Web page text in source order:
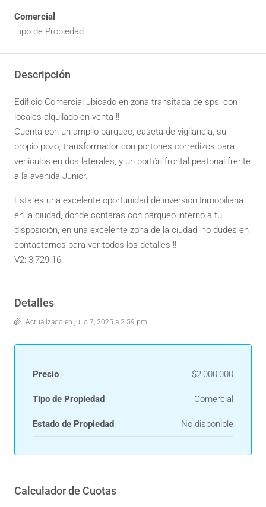
Comercial
Tipo de Propiedad
Descripción
Edificio Comercial ubicado en zona transitada de sps, con
locales alquilado en venta !!
Cuenta con un amplio parqueo, caseta de vigilancia, su
propio pozo, transformador con portones corredizos para
vehículos en dos laterales, y un portón frontal peatonal frente
a la avenida Junior.
Esta es una excelente oportunidad de inversion Inmobiliaria
en la ciudad, donde contaras con parqueo interno a tu
disposición, en una excelente zona de la ciudad, no dudes en
contactarnos para ver todos los detalles !!
V2: 3,729.16
Detalles
Actualizado en julio 7, 2025 a 2:59 pm
Precio $2,000,000
Tipo de Propiedad Comercial
Estado de Propiedad No disponible
Calculador de Cuotas